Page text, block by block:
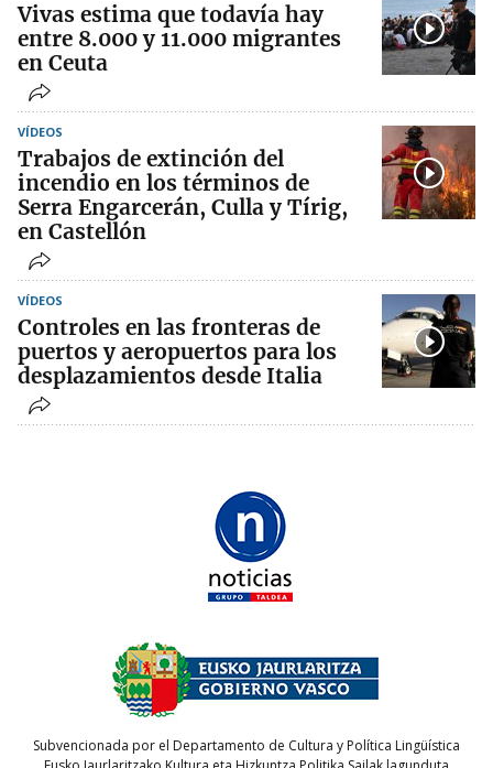
Vivas estima que todavía hay
entre 8.000 y 11.000 migrantes
en Ceuta
VÍDEOS
Trabajos de extinción del
incendio en los términos de
Serra Engarcerán, Culla y Tírig,
en Castellón
VÍDEOS
Controles en las fronteras de
puertos y aeropuertos para los
desplazamientos desde Italia
Subvencionada por el Departamento de Cultura y Política Lingüística